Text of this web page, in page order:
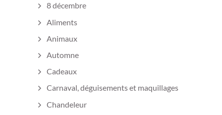
8 décembre
Aliments
Animaux
Automne
Cadeaux
Carnaval, déguisements et maquillages
Chandeleur